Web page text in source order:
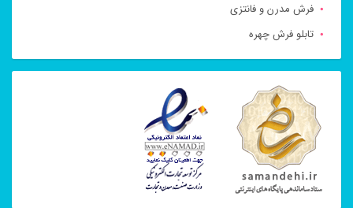
فرش مدرن و فانتزی
تابلو فرش چهره